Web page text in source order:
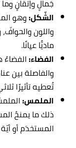
جَمالٍ وإتقانٍ
الشّكل:وهو
واللون
ماديًّا عيانًا.
الفضاء:
والفاصلة بين
تُعطيه تأثيرًا
الملمس:
ذلك ما يمنحُ
المستخدَم أو